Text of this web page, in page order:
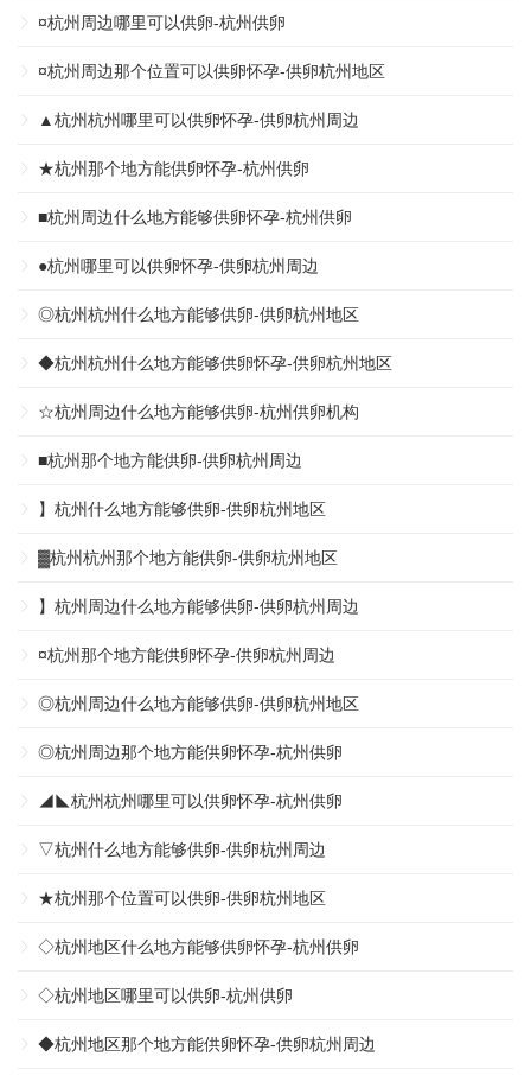
¤杭州周边哪里可以供卵-杭州供卵
¤杭州周边那个位置可以供卵怀孕-供卵杭州地区
▲杭州杭州哪里可以供卵怀孕-供卵杭州周边
★杭州那个地方能供卵怀孕-杭州供卵
■杭州周边什么地方能够供卵怀孕-杭州供卵
●杭州哪里可以供卵怀孕-供卵杭州周边
◎杭州杭州什么地方能够供卵-供卵杭州地区
◆杭州杭州什么地方能够供卵怀孕-供卵杭州地区
☆杭州周边什么地方能够供卵-杭州供卵机构
■杭州那个地方能供卵-供卵杭州周边
】杭州什么地方能够供卵-供卵杭州地区
▓杭州杭州那个地方能供卵-供卵杭州地区
】杭州周边什么地方能够供卵-供卵杭州周边
¤杭州那个地方能供卵怀孕-供卵杭州周边
◎杭州周边什么地方能够供卵-供卵杭州地区
◎杭州周边那个地方能供卵怀孕-杭州供卵
◢◣杭州杭州哪里可以供卵怀孕-杭州供卵
▽杭州什么地方能够供卵-供卵杭州周边
★杭州那个位置可以供卵-供卵杭州地区
◇杭州地区什么地方能够供卵怀孕-杭州供卵
◇杭州地区哪里可以供卵-杭州供卵
◆杭州地区那个地方能供卵怀孕-供卵杭州周边